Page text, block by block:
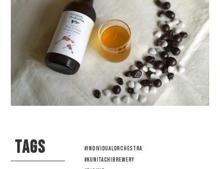
TAGS
#INDIVIDUALORCHESTRA
#KUNITACHIBREWERY